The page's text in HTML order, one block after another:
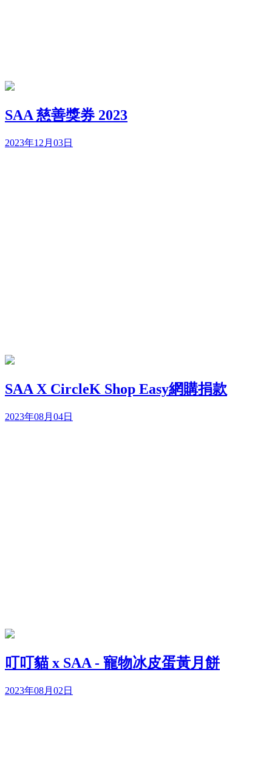
SAA 慈善獎券 2023
2023年12月03日
SAA X CircleK Shop Easy網購捐款
2023年08月04日
叮叮貓 x SAA - 寵物冰皮蛋黃月餅
2023年08月02日